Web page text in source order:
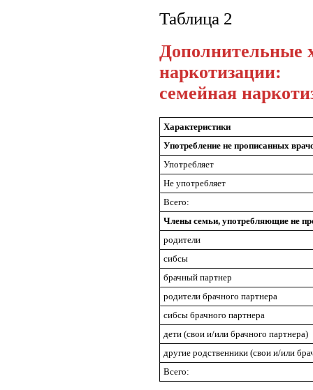
Таблица 2
Дополнительные
наркотизации:
семейная
Характеристики
Употребление не прописанных
Употребляет
Не употребляет
Всего:
Члены семьи, употребляющие не
родители
сибсы
брачный партнер
родители брачного партнера
сибсы брачного партнера
дети (свои и/или брачного партнера)
другие родственники (свои и/или
Всего: